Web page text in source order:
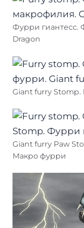
Фурри гиантесс.
Dragon
Giant furry Stomp.
Giant furry Paw
Макро фурри